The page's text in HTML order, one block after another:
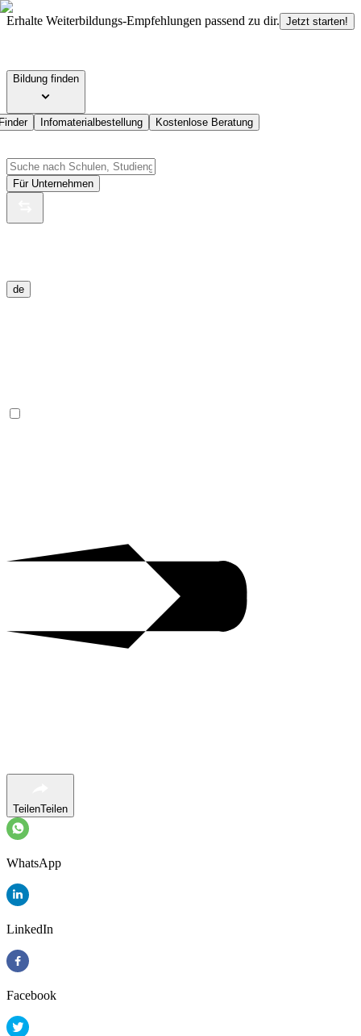
Erhalte Weiterbildungs-Empfehlungen passend zu dir. Jetzt starten!
Bildung finden
Infomaterialbestellung Kostenlose Beratung
Für Unternehmen
de
TeilenTeilen
WhatsApp
LinkedIn
Facebook